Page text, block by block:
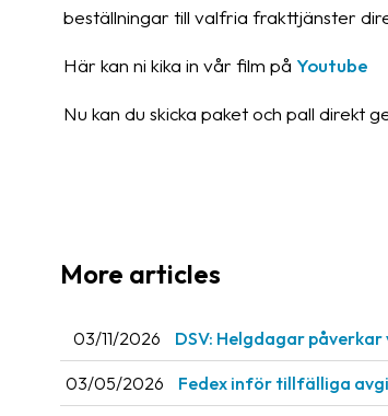
beställningar till valfria frakttjänster
Här kan ni kika in vår film på Youtube
Nu kan du skicka paket och pall direkt
More articles
03/11/2026 DSV: Helgdagar
03/05/2026 Fedex inför tillfälliga